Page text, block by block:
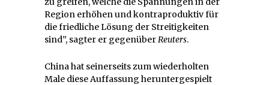
Region erhöhen und kontraproduktiv für
die friedliche Lösung der Streitigkeiten
sind”, sagter er gegenüberReuters.
China hat seinerseits zum wiederholten
Male diese Auffassung heruntergespielt